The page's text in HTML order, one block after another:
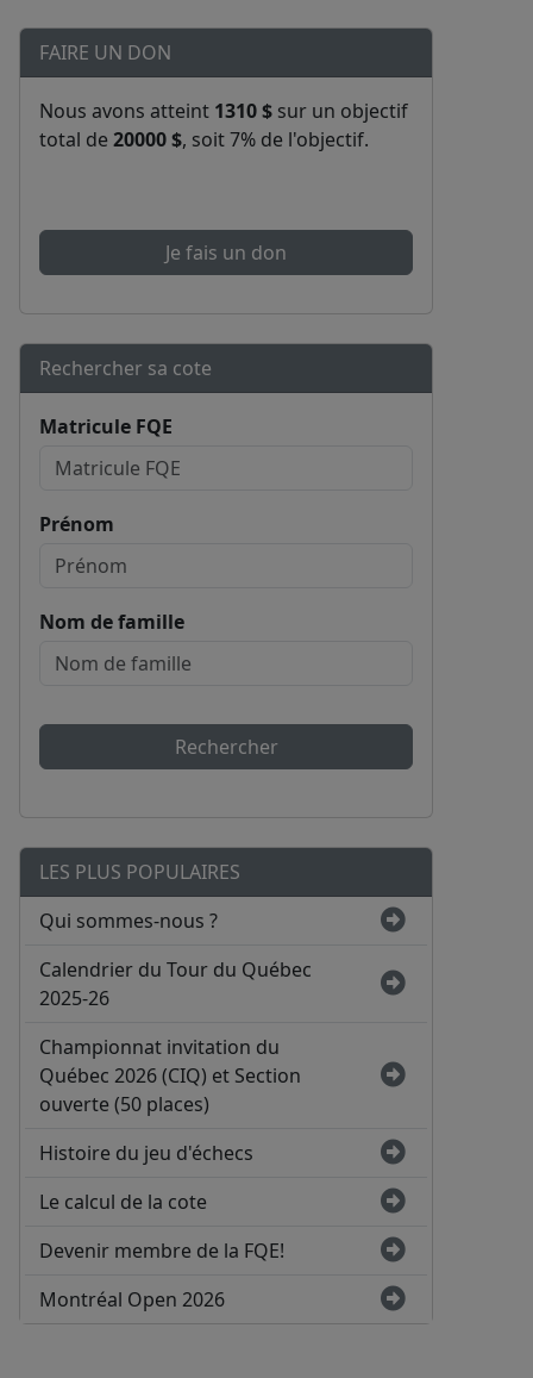
FAIRE UN DON
Nous avons atteint 1310 $ sur un objectif
total de 20000 $, soit 7% de l'objectif.
Je fais un don
Rechercher sa cote
Matricule FQE
Prénom
Nom de famille
Rechercher
LES PLUS POPULAIRES
Qui sommes-nous ?
Calendrier du Tour du Québec
2025-26
Championnat invitation du
Québec 2026 (CIQ) et Section
ouverte (50 places)
Histoire du jeu d'échecs
Le calcul de la cote
Devenir membre de la FQE!
Montréal Open 2026